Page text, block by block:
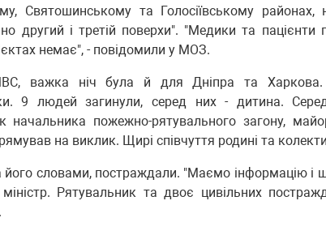
Святошинському та Голосіївському районах,
другий і третій поверхи". "Медики та пацієнти
немає", - повідомили у МОЗ.
важка ніч була й для Дніпра та Харкова.
9 людей загинули, серед них - дитина.
начальника пожежно-рятувального загону,
на виклик. Щирі співчуття родині та
його словами, постраждали. "Маємо інформацію і
Рятувальник та двоє цивільних